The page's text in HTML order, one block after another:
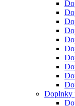
Doplnky